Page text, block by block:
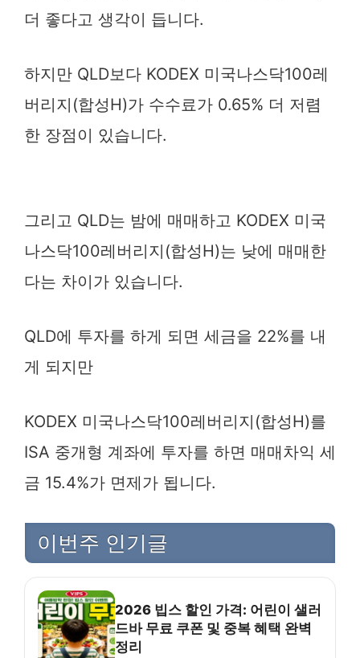
더 좋다고 생각이 듭니다.
하지만 QLD보다 KODEX 미국나스닥100레
버리지(합성H)가 수수료가 0.65% 더 저렴
한 장점이 있습니다.
그리고 QLD는 밤에 매매하고 KODEX 미국
나스닥100레버리지(합성H)는 낮에 매매한
다는 차이가 있습니다.
QLD에 투자를 하게 되면 세금을 22%를 내
게 되지만
KODEX 미국나스닥100레버리지(합성H)를
ISA 중개형 계좌에 투자를 하면 매매차익 세
금 15.4%가 면제가 됩니다.
이번주 인기글
2026 빕스 할인 가격: 어린이 샐러
드바 무료 쿠폰 및 중복 혜택 완벽
정리